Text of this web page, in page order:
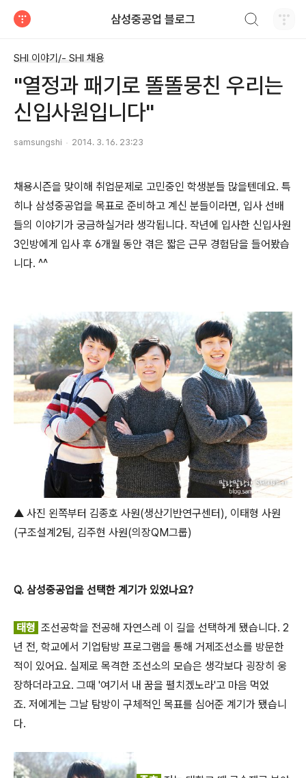
삼성중공업 블로그
SHI 이야기/- SHI 채용
"열정과 패기로 똘똘뭉친 우리는
신입사원입니다"
samsungshi 2014. 3. 16. 23:23
채용시즌을 맞이해 취업문제로 고민중인 학생분들 많을텐데요. 특
히나 삼성중공업을 목표로 준비하고 계신 분들이라면, 입사 선배
들의 이야기가 궁금하실거라 생각됩니다. 작년에 입사한 신입사원
3인방에게 입사 후 6개월 동안 겪은 짧은 근무 경험담을 들어봤습
니다. ^^
▲ 사진 왼쪽부터 김종호 사원(생산기반연구센터), 이태형 사원
(구조설계2팀, 김주현 사원(의장QM그룹)
Q. 삼성중공업을 선택한 계기가 있었나요?
태형 조선공학을 전공해 자연스레 이 길을 선택하게 됐습니다. 2
년 전, 학교에서 기업탐방 프로그램을 통해 거제조선소를 방문한
적이 있어요. 실제로 목격한 조선소의 모습은 생각보다 굉장히 웅
장하더라고요. 그때 '여기서 내 꿈을 펼치겠노라'고 마음 먹었
죠. 저에게는 그날 탐방이 구체적인 목표를 심어준 계기가 됐습니
다.